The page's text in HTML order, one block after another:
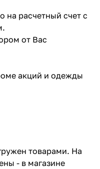
на расчетный счет с
от Вас
акций и одежды
товарами. На
- в магазине